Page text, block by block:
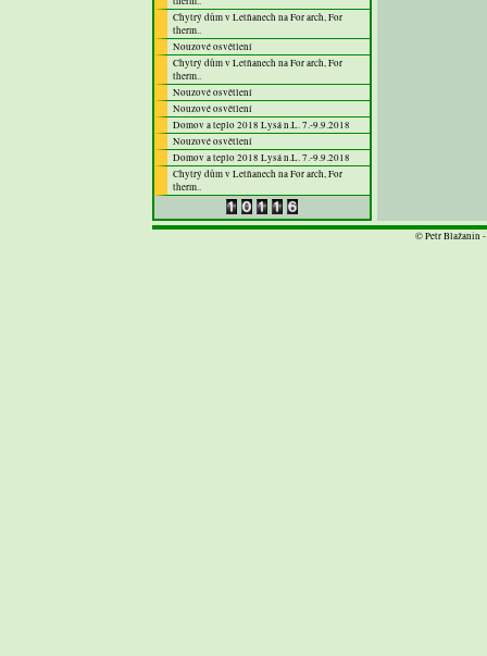
Chytrý dům v Letňanech na For arch, For
therm..
Nouzové osvětlení
Chytrý dům v Letňanech na For arch, For
therm..
Nouzové osvětlení
Nouzové osvětlení
Domov a teplo 2018 Lysá n.L. 7.-9.9.2018
Nouzové osvětlení
Domov a teplo 2018 Lysá n.L. 7.-9.9.2018
Chytrý dům v Letňanech na For arch, For
therm..
© Petr Blažanin